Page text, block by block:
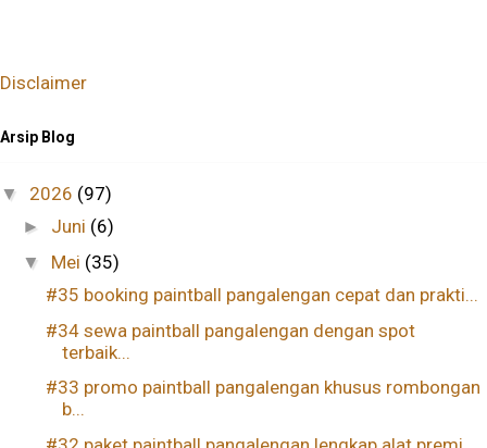
Disclaimer
Arsip Blog
▼ 2026 (97)
► Juni (6)
▼ Mei (35)
#35 booking paintball pangalengan cepat dan prakti...
#34 sewa paintball pangalengan dengan spot
terbaik...
#33 promo paintball pangalengan khusus rombongan
b...